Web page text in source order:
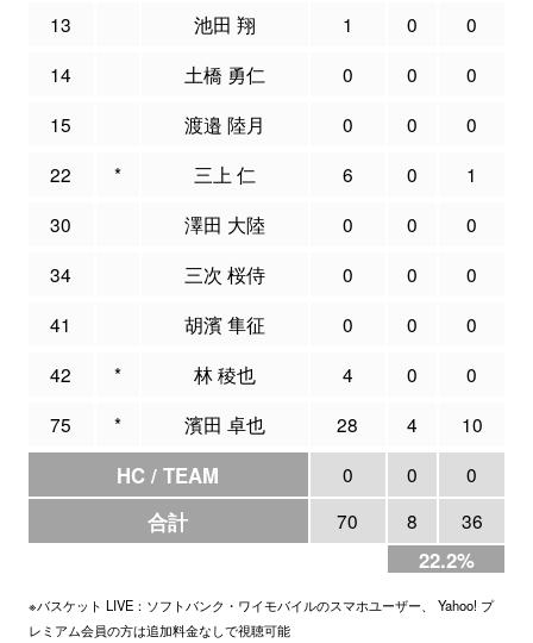
13 池田 翔 1 0
0
14
土橋 勇仁 0 0
0
15
渡邉 陸月 0 0
0
22
* 三上 仁 6 0
1
30
澤田 大陸 0 0
0
34
三次 桜侍 0 0
0
41
胡濱 隼征 0 0
0
42
* 林 稜也 4 0
0
75
* 濱田 卓也 28 4 10
HC / TEAM 0 0 0
合計 70 8 36
22.2%
※バスケット LIVE：ソフトバンク・ワイモバイルのスマホユーザー、 Yahoo! プ
レミアム会員の方は追加料金なしで視聴可能